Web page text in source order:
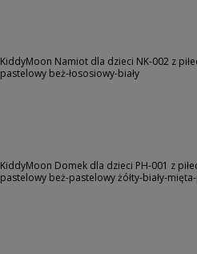
KiddyMoon Namiot dla dzieci NK-002 z
pastelowy beż-łososiowy-biały
KiddyMoon Domek dla dzieci PH-001 z
pastelowy beż-pastelowy żółty-biały-